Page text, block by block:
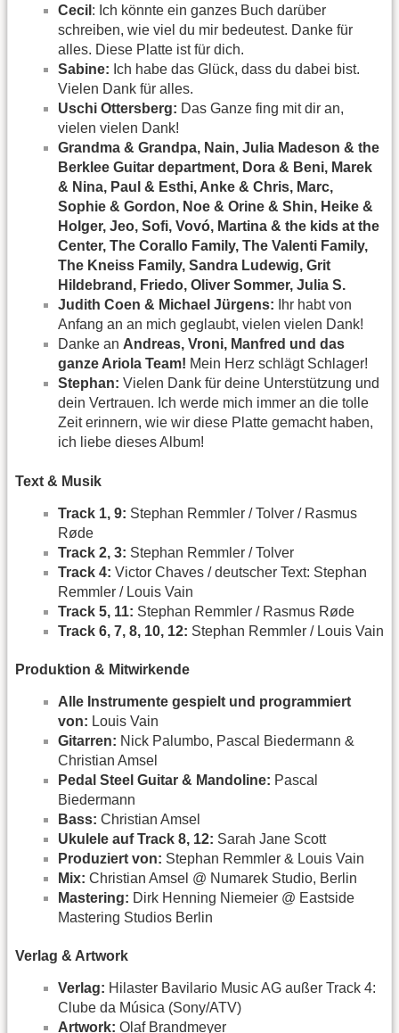
Cecil : Ich könnte ein ganzes Buch darüber
schreiben, wie viel du mir bedeutest. Danke für
alles. Diese Platte ist für dich.
Sabine: Ich habe das Glück, dass du dabei bist.
Vielen Dank für alles.
Uschi Ottersberg: Das Ganze fing mit dir an,
vielen vielen Dank!
Grandma & Grandpa, Nain, Julia Madeson & the
Berklee Guitar department, Dora & Beni, Marek
& Nina, Paul & Esthi, Anke & Chris, Marc,
Sophie & Gordon, Noe & Orine & Shin, Heike &
Holger, Jeo, Sofi, Vovó, Martina & the kids at the
Center, The Corallo Family, The Valenti Family,
The Kneiss Family, Sandra Ludewig, Grit
Hildebrand, Friedo, Oliver Sommer, Julia S.
Judith Coen & Michael Jürgens: Ihr habt von
Anfang an an mich geglaubt, vielen vielen Dank!
Danke an Andreas, Vroni, Manfred und das
ganze Ariola Team! Mein Herz schlägt Schlager!
Stephan: Vielen Dank für deine Unterstützung und
dein Vertrauen. Ich werde mich immer an die tolle
Zeit erinnern, wie wir diese Platte gemacht haben,
ich liebe dieses Album!
Text & Musik
Track 1, 9: Stephan Remmler / Tolver / Rasmus
Røde
Track 2, 3: Stephan Remmler / Tolver
Track 4: Victor Chaves / deutscher Text: Stephan
Remmler / Louis Vain
Track 5, 11: Stephan Remmler / Rasmus Røde
Track 6, 7, 8, 10, 12: Stephan Remmler / Louis Vain
Produktion & Mitwirkende
Alle Instrumente gespielt und programmiert
von: Louis Vain
Gitarren: Nick Palumbo, Pascal Biedermann &
Christian Amsel
Pedal Steel Guitar & Mandoline: Pascal
Biedermann
Bass: Christian Amsel
Ukulele auf Track 8, 12: Sarah Jane Scott
Produziert von: Stephan Remmler & Louis Vain
Mix: Christian Amsel @ Numarek Studio, Berlin
Mastering: Dirk Henning Niemeier @ Eastside
Mastering Studios Berlin
Verlag & Artwork
Verlag: Hilaster Bavilario Music AG außer Track 4:
Clube da Música (Sony/ATV)
Artwork: Olaf Brandmeyer